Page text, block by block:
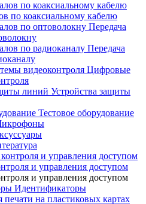
по коаксиальному кабелю
Передача
Передача
Цифровые
Устройства защиты
Тестовое оборудование
и управления доступом
и управления доступом
Идентификаторы